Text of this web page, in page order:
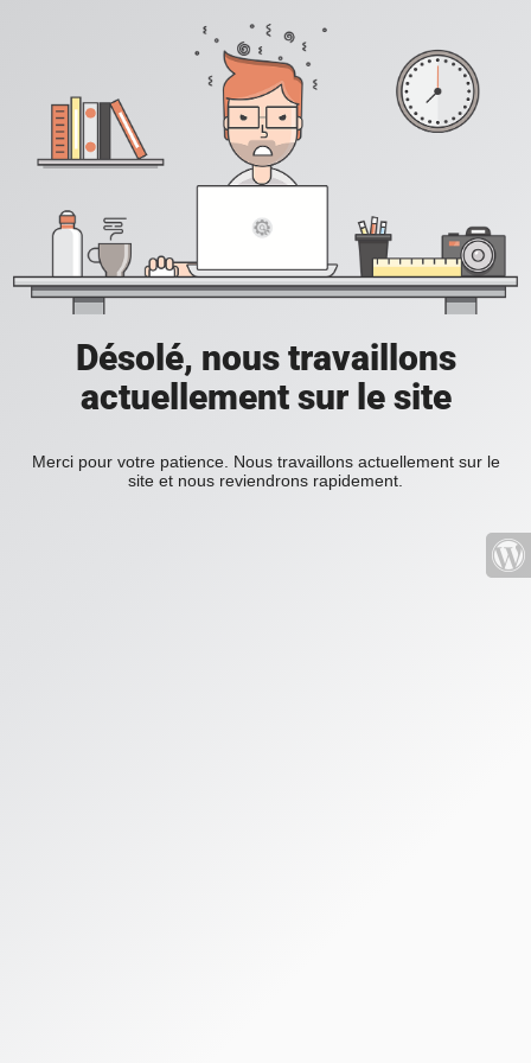
Désolé, nous travaillons
actuellement sur le site
Merci pour votre patience. Nous travaillons actuellement sur le
site et nous reviendrons rapidement.